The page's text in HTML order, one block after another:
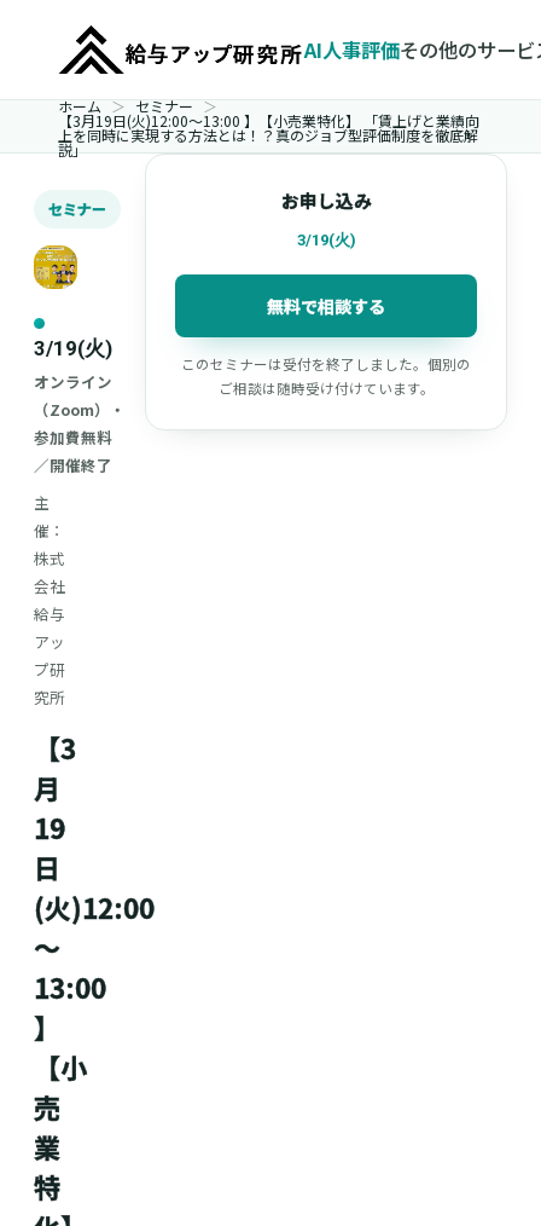
AI人事評価その他のサービ
ホーム セミナー
【3月19日(火)12:00～13:00 】【小売業特化】 「賃上げと業績向
上を同時に実現する方法とは！？真のジョブ型評価制度を徹底解
説」
セミナー
3/19(火)
オンライン
（Zoom）・
参加費無料
／開催終了
主
催：
株式
会社
給与
アッ
プ研
究所
【3
月
19
日
(火)12:00
～
13:00
】
【小
売
業
特
お申し込み
3/19(火)
無料で相談する
このセミナーは受付を終了しました。個別の
ご相談は随時受け付けています。